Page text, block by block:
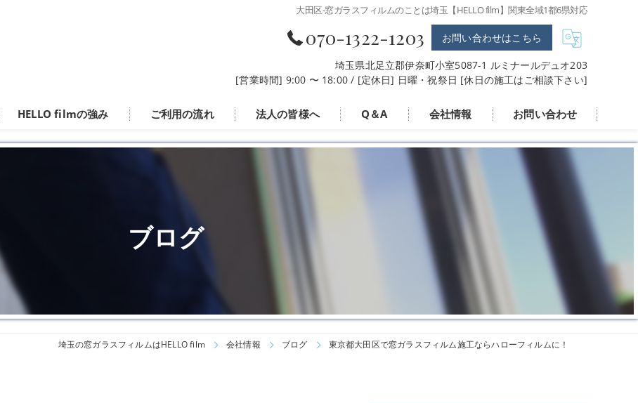
大田区-窓ガラスフィルムのことは埼玉【HELLO film】関東全域1都6県対応
070-1322-1203 お問い合わせはこちら
埼玉県北足立郡伊奈町小室5087-1 ルミナールデュオ203
[営業時間] 9:00 〜 18:00 / [定休日] 日曜・祝祭日 [休日の施工はご相談下さい]
HELLO filmの強み ご利用の流れ 法人の皆様へ Q＆A 会社情報 お問い合わせ
ブログ
埼玉の窓ガラスフィルムはHELLO film 会社情報 ブログ 東京都大田区で窓ガラスフィルム施工ならハローフィルムに！